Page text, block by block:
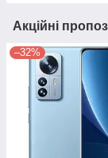
Акційні
–32%